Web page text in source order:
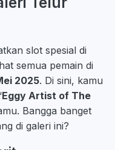
slot spesial di
semua pemain di
2025. Di sini, kamu
Eggy Artist of The
Bangga banget
di galeri ini?